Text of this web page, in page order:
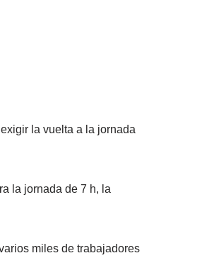
la vuelta a la jornada
la jornada de 7 h, la
miles de trabajadores